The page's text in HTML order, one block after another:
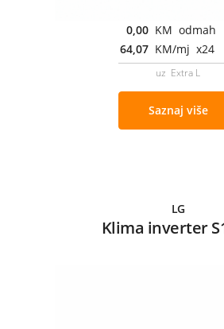
0,00 KM odmah
64,07 KM/mj x24
uz Extra L
Saznaj više
LG
Klima inverter